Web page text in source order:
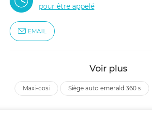
pour être appelé
EMAIL
Voir plus
maxi-cosi siège auto emerald 360 s